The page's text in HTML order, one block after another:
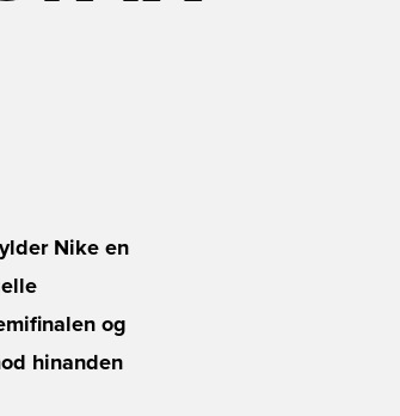
Nike en
og
hinanden